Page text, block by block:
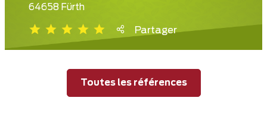
64658 Fürth
Partager
Toutes les références